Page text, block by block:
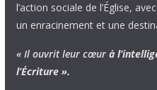
l’action sociale de l’Église,
un enracinement et une
« Il ouvrit leur cœur à
l’Écriture ».